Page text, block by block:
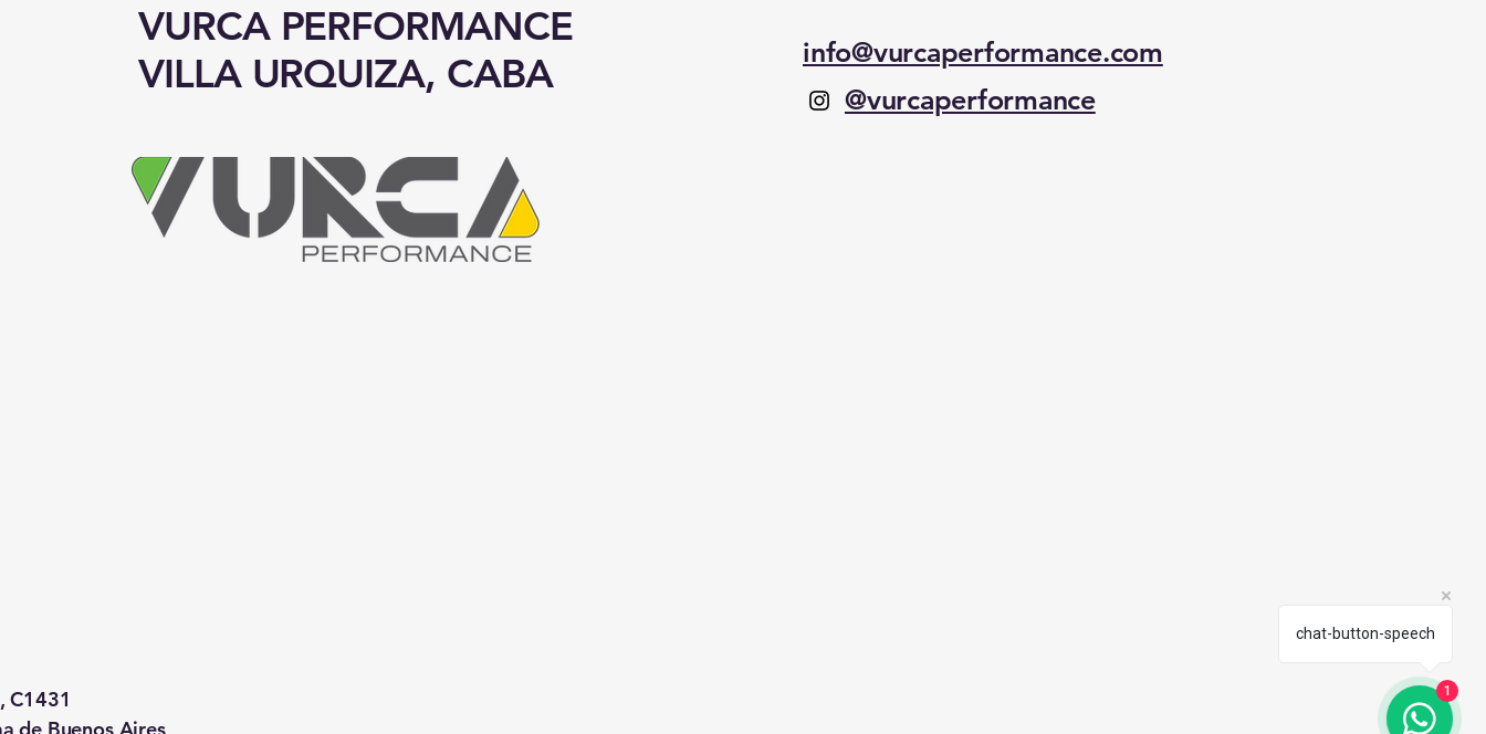
VURCA PERFORMANCE
VILLA URQUIZA, CABA
info@vurcaperformance.com
@vurcaperformance
C1431
chat-button-speech
1